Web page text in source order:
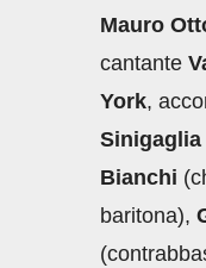
Mauro
cantante
York,
Sinigaglia
Bianchi
baritona),